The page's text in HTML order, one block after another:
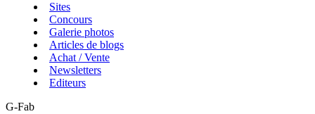
Sites
Concours
Galerie photos
Articles de blogs
Achat / Vente
Newsletters
Editeurs
G-Fab